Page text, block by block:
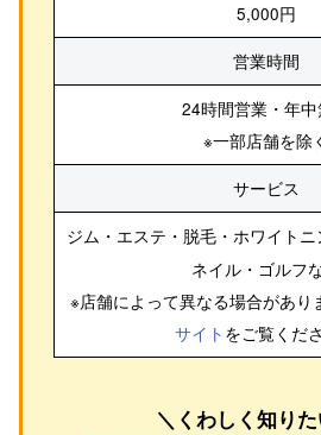
5,000円
営業時間
24時間営業・年
※一部店舗を除
サービス
ジム・エステ・脱毛・ホワイトニ
ネイル・ゴルフ
※店舗によって異なる場合があり
サイト をご覧くだ
＼くわしく知り